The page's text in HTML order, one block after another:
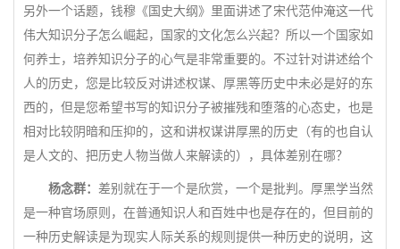
另外一个话题，钱穆《国史大纲》里面讲述了宋代范仲淹这一代
伟大知识分子怎么崛起，国家的文化怎么兴起？所以一个国家如
何养士，培养知识分子的心气是非常重要的。不过针对讲述给个
人的历史，您是比较反对讲述权谋、厚黑等历史中未必是好的东
西的，但是您希望书写的知识分子被摧残和堕落的心态史，也是
相对比较阴暗和压抑的，这和讲权谋讲厚黑的历史（有的也自认
是人文的、把历史人物当做人来解读的），具体差别在哪？
杨念群： 差别就在于一个是欣赏，一个是批判。厚黑学当然
是一种官场原则，在普通知识人和百姓中也是存在的，但目前的
一种历史解读是为现实人际关系的规则提供一种历史的说明，这